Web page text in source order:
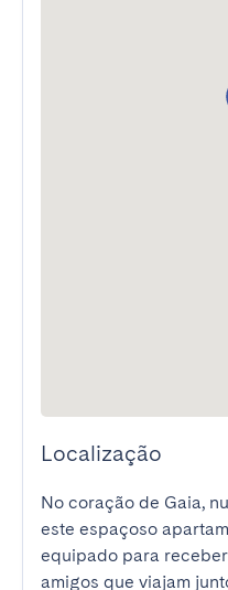
Localização
No coração de Gaia,
este espaçoso
equipado para
amigos que viajam